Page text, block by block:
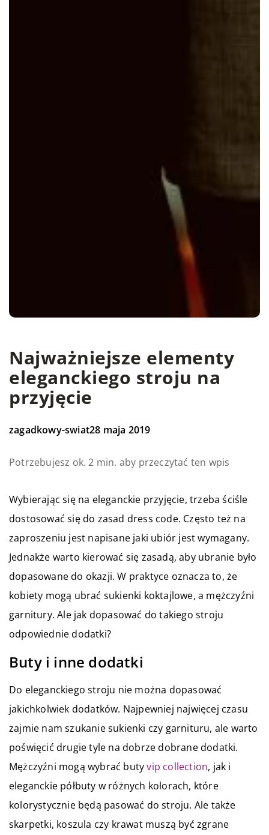
Najważniejsze elementy
eleganckiego stroju na
przyjęcie
zagadkowy-swiat28 maja 2019
Potrzebujesz ok. 2 min. aby przeczytać ten wpis
Wybierając się na eleganckie przyjęcie, trzeba ściśle
dostosować się do zasad dress code. Często też na
zaproszeniu jest napisane jaki ubiór jest wymagany.
Jednakże warto kierować się zasadą, aby ubranie było
dopasowane do okazji. W praktyce oznacza to, że
kobiety mogą ubrać sukienki koktajlowe, a mężczyźni
garnitury. Ale jak dopasować do takiego stroju
odpowiednie dodatki?
Buty i inne dodatki
Do eleganckiego stroju nie można dopasować
jakichkolwiek dodatków. Najpewniej najwięcej czasu
zajmie nam szukanie sukienki czy garnituru, ale warto
poświęcić drugie tyle na dobrze dobrane dodatki.
Mężczyźni mogą wybrać butyvip collection, jak i
eleganckie półbuty w różnych kolorach, które
kolorystycznie będą pasować do stroju. Ale także
skarpetki, koszula czy krawat muszą być zgrane